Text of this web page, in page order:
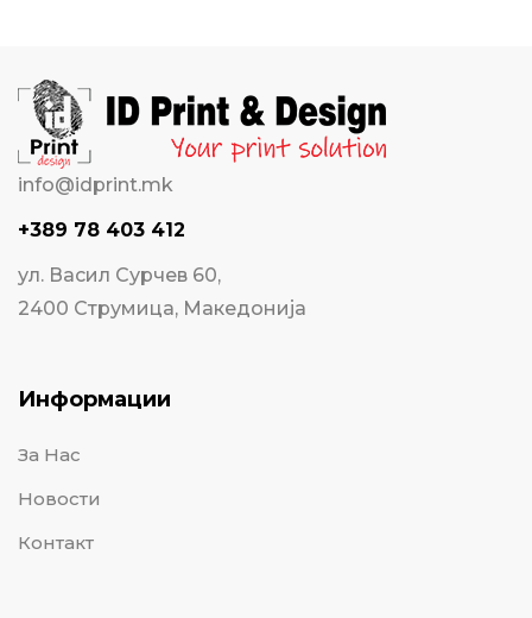
info@idprint.mk
+389 78 403 412
ул. Васил Сурчев 60,
2400 Струмица, Македонија
Информации
За Нас
Новости
Контакт